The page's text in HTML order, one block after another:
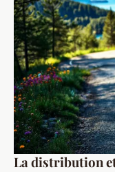
La distribution